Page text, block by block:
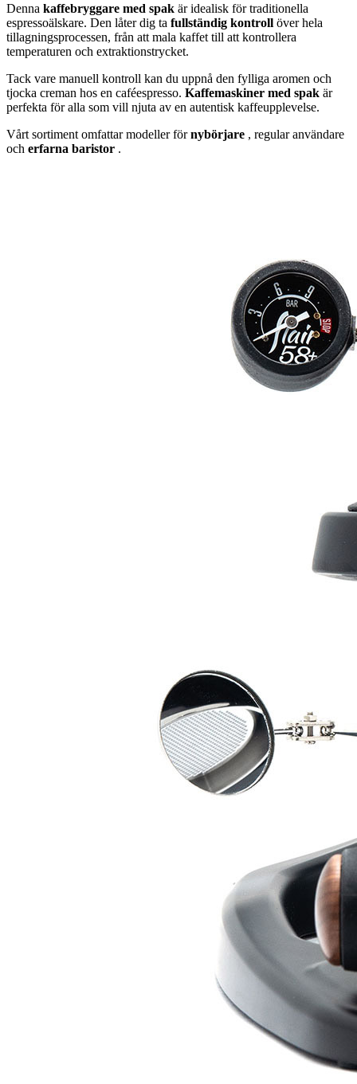
Denna kaffebryggare med spak är idealisk för traditionella
espressoälskare. Den låter dig ta fullständig kontroll över hela
tillagningsprocessen, från att mala kaffet till att kontrollera
temperaturen och extraktionstrycket.
Tack vare manuell kontroll kan du uppnå den fylliga aromen och
tjocka creman hos en caféespresso. Kaffemaskiner med spak är
perfekta för alla som vill njuta av en autentisk kaffeupplevelse.
Vårt sortiment omfattar modeller förnybörjare , regular användare
och erfarna baristor .